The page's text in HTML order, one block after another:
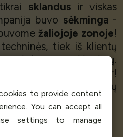
sklandus ir viskas
buvo sėkminga -
žaliojoje zonoje!
tiek iš klientų
teigiamų atsiliepimų.
į Queue-Fair!
savo problemų
to provide content
You can accept all
settings to manage